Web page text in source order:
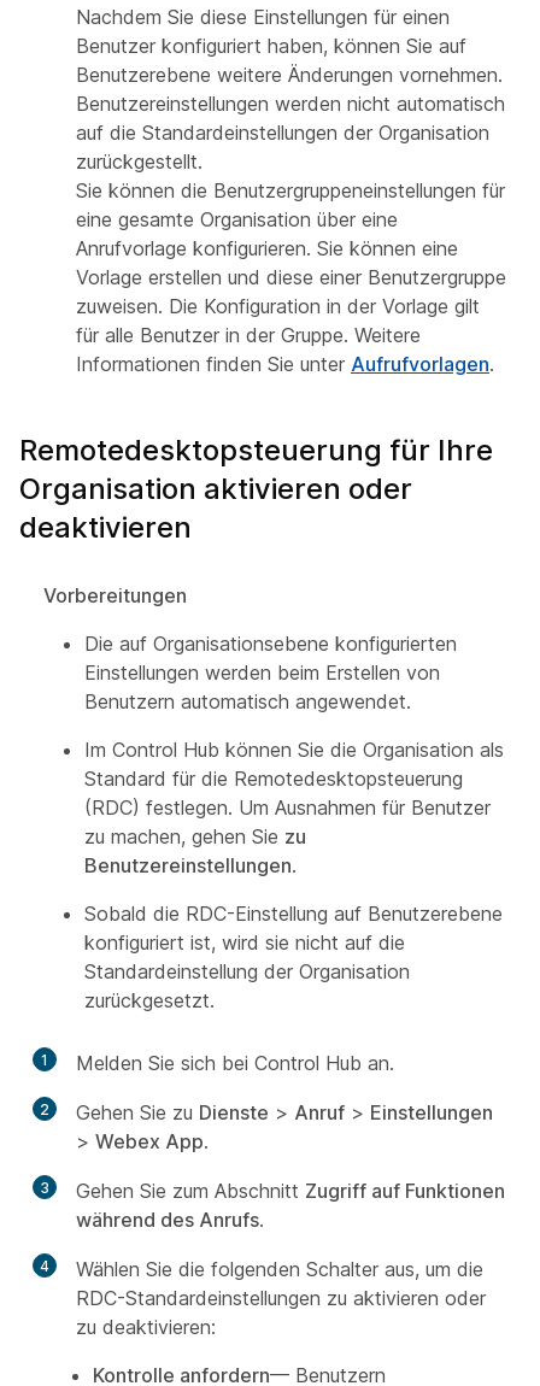
Nachdem Sie diese Einstellungen für einen
Benutzer konfiguriert haben, können Sie auf
Benutzerebene weitere Änderungen vornehmen.
Benutzereinstellungen werden nicht automatisch
auf die Standardeinstellungen der Organisation
zurückgestellt.
Sie können die Benutzergruppeneinstellungen für
eine gesamte Organisation über eine
Anrufvorlage konfigurieren. Sie können eine
Vorlage erstellen und diese einer Benutzergruppe
zuweisen. Die Konfiguration in der Vorlage gilt
für alle Benutzer in der Gruppe. Weitere
Informationen finden Sie unter Aufrufvorlagen.
Remotedesktopsteuerung für Ihre
Organisation aktivieren oder
deaktivieren
Vorbereitungen
Die auf Organisationsebene konfigurierten
Einstellungen werden beim Erstellen von
Benutzern automatisch angewendet.
Im Control Hub können Sie die Organisation als
Standard für die Remotedesktopsteuerung
(RDC) festlegen. Um Ausnahmen für Benutzer
zu machen, gehen Sie zu
Benutzereinstellungen.
Sobald die RDC-Einstellung auf Benutzerebene
konfiguriert ist, wird sie nicht auf die
Standardeinstellung der Organisation
zurückgesetzt.
1 Melden Sie sich bei Control Hub an.
2 Gehen Sie zu Dienste > Anruf > Einstellungen
> Webex App.
3 Gehen Sie zum Abschnitt Zugriff auf Funktionen
während des Anrufs.
4
Wählen Sie die folgenden Schalter aus, um die
RDC-Standardeinstellungen zu aktivieren oder
zu deaktivieren:
Kontrolle anfordern— Benutzern